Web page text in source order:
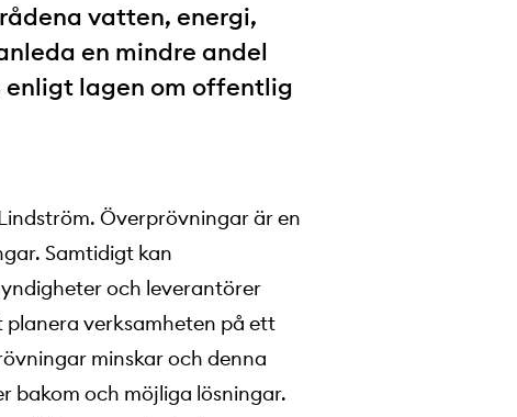
vatten, energi,
en mindre andel
enligt lagen om offentlig
Överprövningar är en
Samtidigt kan
och leverantörer
verksamheten på ett
minskar och denna
bakom och möjliga lösningar.